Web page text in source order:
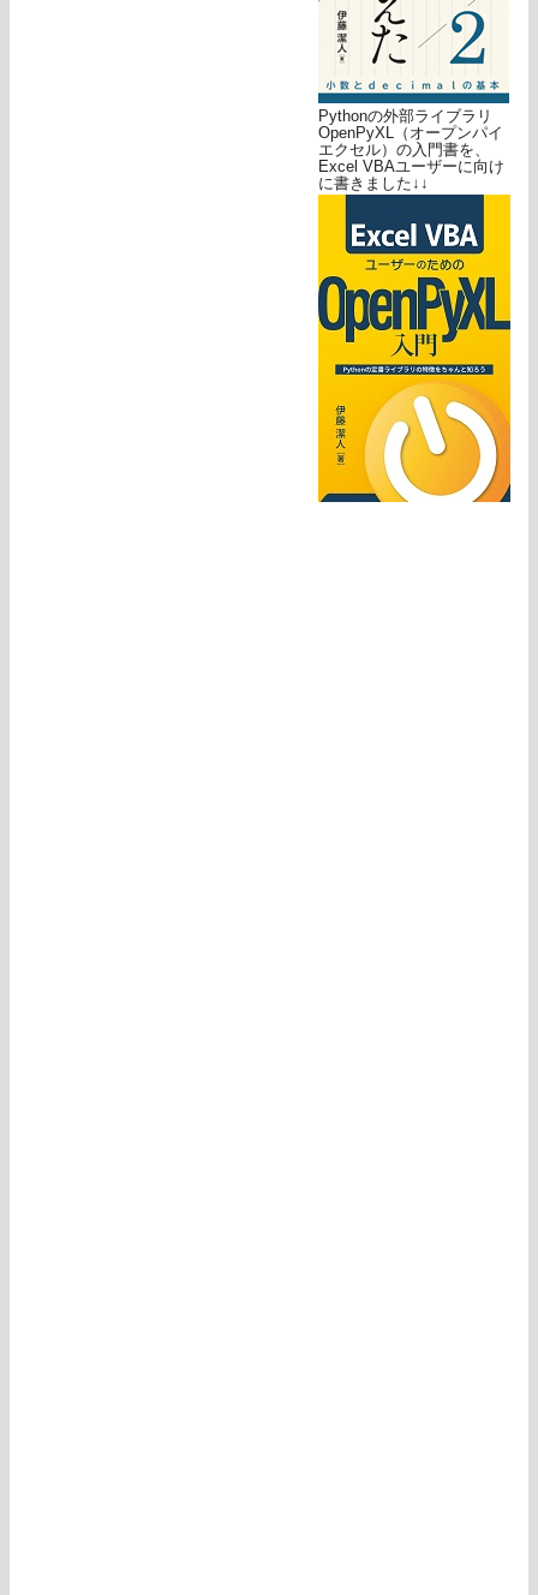
Pythonの外部ライブラリ
OpenPyXL（オープンパイ
エクセル）の入門書を、
Excel VBAユーザーに向け
に書きました↓↓